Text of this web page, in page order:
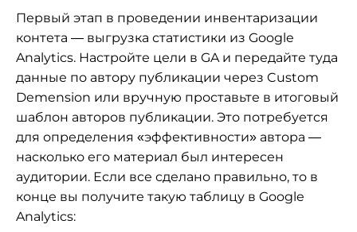
Первый этап в проведении инвентаризации
контета — выгрузка статистики из Google
Analytics. Настройте цели в GA и передайте туда
данные по автору публикации через Custom
Demension или вручную проставьте в итоговый
шаблон авторов публикации. Это потребуется
для определения «эффективности» автора —
насколько его материал был интересен
аудитории. Если все сделано правильно, то в
конце вы получите такую таблицу в Google
Analytics: